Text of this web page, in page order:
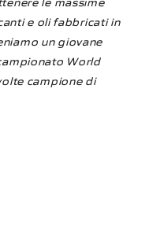
e oli fabbricati in
un giovane
World
campione di